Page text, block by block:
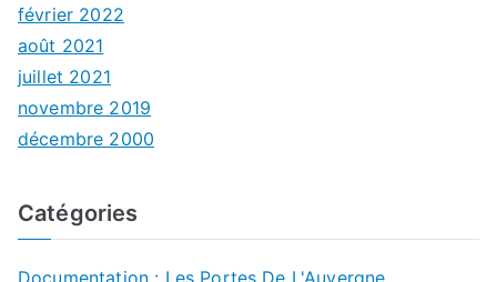
février 2022
août 2021
juillet 2021
novembre 2019
décembre 2000
Catégories
Documentation : Les Portes De L'Auvergne